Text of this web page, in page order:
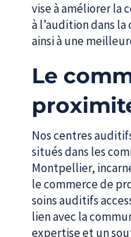
vise à améliorer la
à l’audition dans
ainsi à une
Le
Nos centres
situés dans les
Montpellier,
le commerce de
soins auditifs
lien avec la
expertise et un